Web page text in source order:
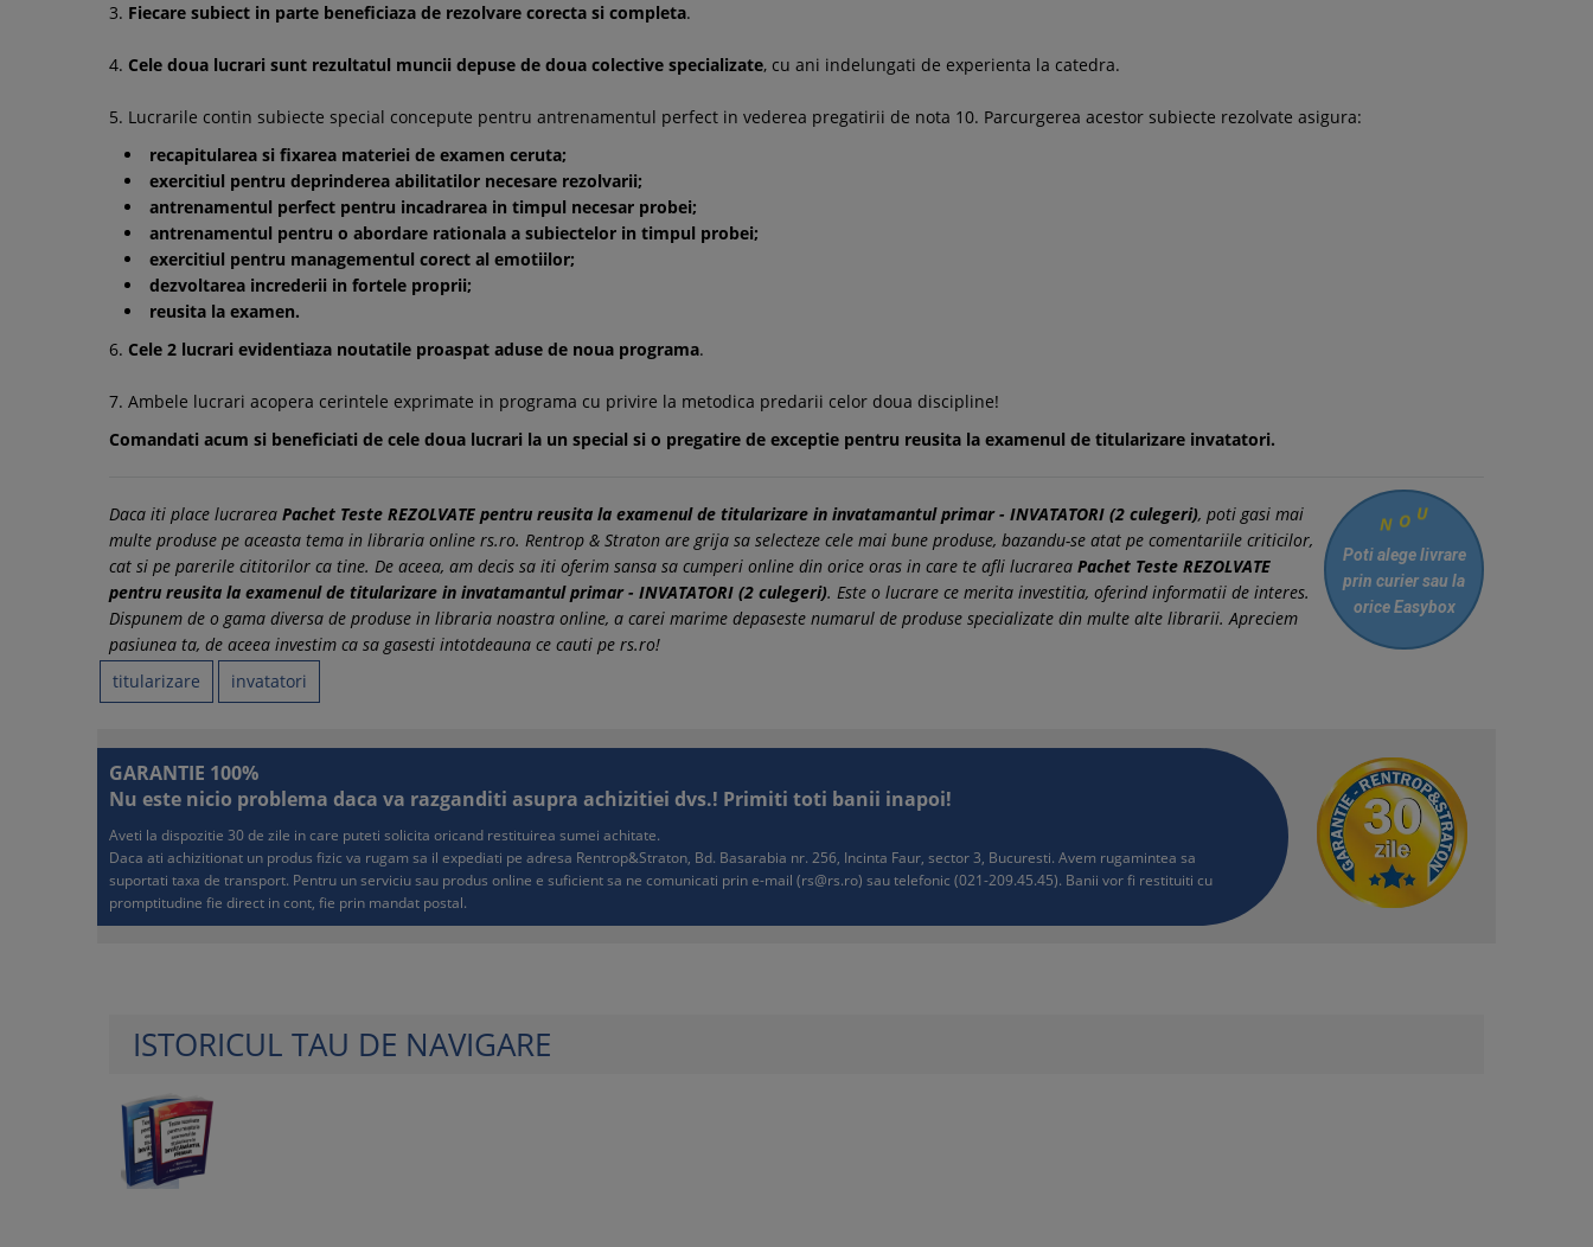
3. Fiecare subiect in parte beneficiaza de rezolvare corecta si completa.
4. Cele doua lucrari sunt rezultatul muncii depuse de doua colective specializate, cu ani indelungati de experienta la catedra.
5. Lucrarile contin subiecte special concepute pentru antrenamentul perfect in vederea pregatirii de nota 10. Parcurgerea acestor subiecte rezolvate asigura:
recapitularea si fixarea materiei de examen ceruta;
exercitiul pentru deprinderea abilitatilor necesare rezolvarii;
antrenamentul perfect pentru incadrarea in timpul necesar probei;
antrenamentul pentru o abordare rationala a subiectelor in timpul probei;
exercitiul pentru managementul corect al emotiilor;
dezvoltarea increderii in fortele proprii;
reusita la examen.
6. Cele 2 lucrari evidentiaza noutatile proaspat aduse de noua programa.
7. Ambele lucrari acopera cerintele exprimate in programa cu privire la metodica predarii celor doua discipline!
Comandati acum si beneficiati de cele doua lucrari la un special si o pregatire de exceptie pentru reusita la examenul de titularizare invatatori.
Daca iti place lucrarea Pachet Teste REZOLVATE pentru reusita la examenul de titularizare in invatamantul primar - INVATATORI (2 culegeri), poti gasi mai
multe produse pe aceasta tema in libraria online rs.ro. Rentrop & Straton are grija sa selecteze cele mai bune produse, bazandu-se atat pe comentariile criticilor,
cat si pe parerile cititorilor ca tine. De aceea, am decis sa iti oferim sansa sa cumperi online din orice oras in care te afli lucrarea Pachet Teste REZOLVATE
pentru reusita la examenul de titularizare in invatamantul primar - INVATATORI (2 culegeri). Este o lucrare ce merita investitia, oferind informatii de interes.
Dispunem de o gama diversa de produse in libraria noastra online, a carei marime depaseste numarul de produse specializate din multe alte librarii. Apreciem
pasiunea ta, de aceea investim ca sa gasesti intotdeauna ce cauti pe rs.ro!
N O U
Poti alege livrare
prin curiersau la
orice Easybox
titularizare invatatori
GARANTIE 100%
Nu este nicio problema daca va razganditi asupra achizitiei dvs.! Primiti toti banii inapoi!
Aveti la dispozitie 30 de zile in care puteti solicita oricand restituirea sumei achitate.
Daca ati achizitionat un produs fizic va rugam sa il expediati pe adresa Rentrop&Straton, Bd. Basarabia nr. 256, Incinta Faur, sector 3, Bucuresti. Avem rugamintea sa
suportati taxa de transport. Pentru un serviciu sau produs online e suficient sa ne comunicati prin e-mail (rs@rs.ro) sau telefonic (021-209.45.45). Banii vor fi restituiti cu
promptitudine fie direct in cont, fie prin mandat postal.
ISTORICUL TAU DE NAVIGARE